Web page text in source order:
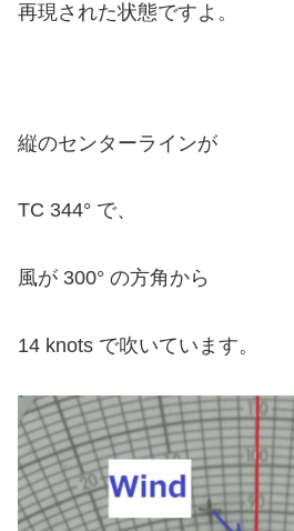
再現された状態ですよ。
縦のセンターラインが
TC 344° で、
風が 300° の方角から
14 knots で吹いています。